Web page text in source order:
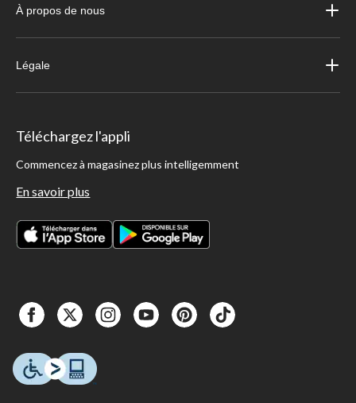
À propos de nous
Légale
Téléchargez l'appli
Commencez à magasinez plus intelligemment
En savoir plus